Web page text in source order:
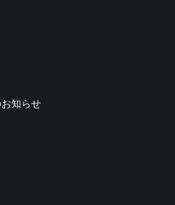
知らせ